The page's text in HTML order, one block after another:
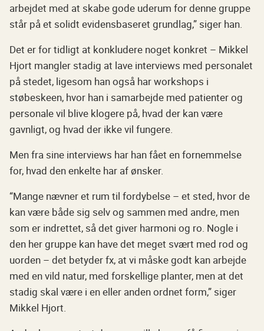
arbejdet med at skabe gode uderum for denne gruppe
står på et solidt evidensbaseret grundlag,” siger han.
Det er for tidligt at konkludere noget konkret – Mikkel
Hjort mangler stadig at lave interviews med personalet
på stedet, ligesom han også har workshops i
støbeskeen, hvor han i samarbejde med patienter og
personale vil blive klogere på, hvad der kan være
gavnligt, og hvad der ikke vil fungere.
Men fra sine interviews har han fået en fornemmelse
for, hvad den enkelte har af ønsker.
“Mange nævner et rum til fordybelse – et sted, hvor de
kan være både sig selv og sammen med andre, men
som er indrettet, så det giver harmoni og ro. Nogle i
den her gruppe kan have det meget svært med rod og
uorden – det betyder fx, at vi måske godt kan arbejde
med en vild natur, med forskellige planter, men at det
stadig skal være i en eller anden ordnet form,” siger
Mikkel Hjort.